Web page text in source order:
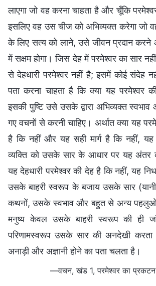
लाएगा जो वह करना चाहता है और चूँकि
इसलिए वह उस चीज को अभिव्यक्त करेगा जो
के लिए सत्य को लाने, उसे जीवन प्रदान करने
में सक्षम होगा। जिस देह में परमेश्वर का सार
से देहधारी परमेश्वर नहीं है; इसमें कोई संदेह
पता करना चाहता है कि क्या यह परमेश्वर
इसकी पुष्टि उसे उसके द्वारा अभिव्यक्त स्वभाव
गए वचनों से करनी चाहिए। अर्थात क्या यह
है कि नहीं और यह सही मार्ग है कि नहीं,
व्यक्ति को उसके सार के आधार पर यह अंतर
यह देहधारी परमेश्वर की देह है कि नहीं, यह
उसके बाहरी स्वरूप के बजाय उसके सार
कथनों, उसके स्वभाव और बहुत से अन्य
मनुष्य केवल उसके बाहरी स्वरूप की ही
परिणामस्वरूप उसके सार की अनदेखी
अनाड़ी और अज्ञानी होने का पता चलता है।
—वचन, खंड 1, परमेश्वर का प्रकटन